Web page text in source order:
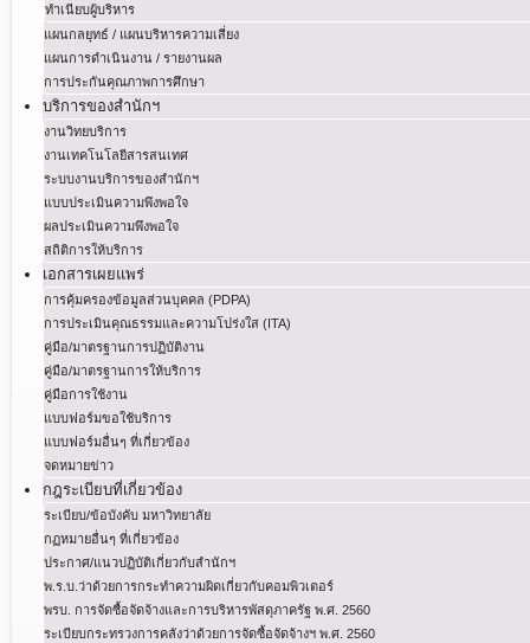
ทำเนียบผู้บริหาร
แผนกลยุทธ์ / แผนบริหารความเสี่ยง
แผนการดำเนินงาน / รายงานผล
การประกันคุณภาพการศึกษา
บริการของสำนักฯ
งานวิทยบริการ
งานเทคโนโลยีสารสนเทศ
ระบบงานบริการของสำนักฯ
แบบประเมินความพึงพอใจ
ผลประเมินความพึงพอใจ
สถิติการให้บริการ
เอกสารเผยแพร่
การคุ้มครองข้อมูลส่วนบุคคล (PDPA)
การประเมินคุณธรรมและความโปร่งใส (ITA)
คู่มือ/มาตรฐานการปฏิบัติงาน
คู่มือ/มาตรฐานการให้บริการ
คู่มือการใช้งาน
แบบฟอร์มขอใช้บริการ
แบบฟอร์มอื่นๆ ที่เกี่ยวข้อง
จดหมายข่าว
กฎระเบียบที่เกี่ยวข้อง
ระเบียบ/ข้อบังคับ มหาวิทยาลัย
กฏหมายอื่นๆ ที่เกี่ยวข้อง
ประกาศ/แนวปฏิบัติเกี่ยวกับสำนักฯ
พ.ร.บ.ว่าด้วยการกระทําความผิดเกี่ยวกับคอมพิวเตอร์
พรบ. การจัดซื้อจัดจ้างและการบริหารพัสดุภาครัฐ พ.ศ. 2560
ระเบียบกระทรวงการคลังว่าด้วยการจัดซื้อจัดจ้างฯ พ.ศ. 2560